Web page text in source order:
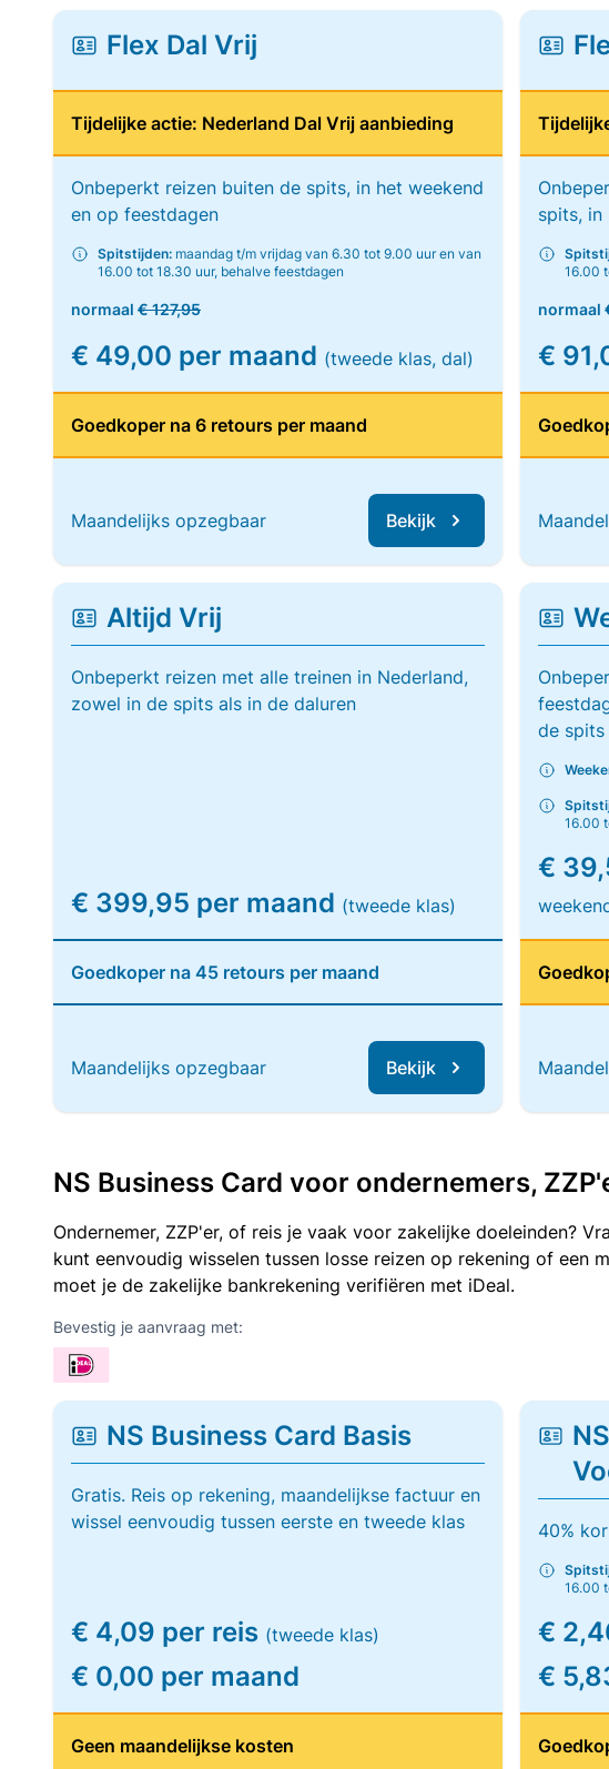
Flex Dal Vrij
Tijdelijke actie: Nederland Dal Vrij aanbieding
Onbeperkt reizen buiten de spits, in het weekend
en op feestdagen
Spitstijden: maandag t/m vrijdag van 6.30 tot 9.00 uur en van
16.00 tot 18.30 uur, behalve feestdagen
normaal € 127,95
€ 49,00 per maand (tweede klas, dal)
Goedkoper na 6 retours per maand
Maandelijks opzegbaar Bekijk
spits, in
16.00
normaal
€
Altijd Vrij
Onbeperkt reizen met alle treinen in Nederland,
zowel in de spits als in de daluren
€ 399,95 per maand (tweede klas)
Goedkoper na 45 retours per maand
Maandelijks opzegbaar Bekijk
de spits
16.00
€
NS Business Card voor ondernemers,
Ondernemer, ZZP'er, of reis je vaak voor zakelijke doeleinden?
kunt eenvoudig wisselen tussen losse reizen op rekening of een
moet je de zakelijke bankrekening verifiëren met iDeal.
Bevestig je aanvraag met:
NS Business Card Basis
Gratis. Reis op rekening, maandelijkse factuur en
wissel eenvoudig tussen eerste en tweede klas
€ 4,09 per reis (tweede klas)
€ 0,00 per maand
Geen maandelijkse kosten
40%
16.00
€
€